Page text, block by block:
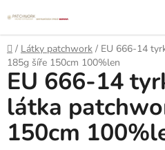
na
obsah
Domů
/ Látky patchwork / EU 666-14
185g šíře 150cm 100%len
EU 666-14
látka
150cm